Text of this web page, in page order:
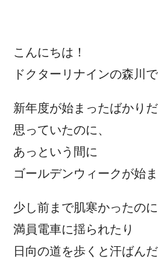
こんにちは！
ドクターリナインの森川で
新年度が始まったばかり
思っていたのに、
あっという間に
ゴールデンウィークが始
少し前まで肌寒かったのに
満員電車に揺られたり
日向の道を歩くと汗ばん